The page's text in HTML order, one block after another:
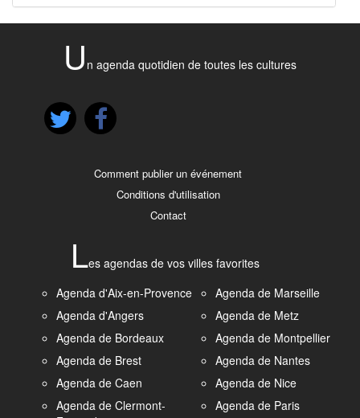
U n agenda quotidien de toutes les cultures
Comment publier un événement
Conditions d'utilisation
Contact
Les agendas de vos villes favorites
Agenda d'Aix-en-Provence
Agenda d'Angers
Agenda de Bordeaux
Agenda de Brest
Agenda de Caen
Agenda de Clermont-
Agenda de Marseille
Agenda de Metz
Agenda de Montpellier
Agenda de Nantes
Agenda de Nice
Agenda de Paris